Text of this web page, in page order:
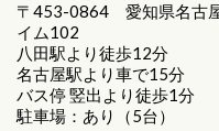
〒453-0864 愛知県名古
イム102
八田駅より徒歩12分
名古屋駅より車で15分
バス停 竪出より徒歩1分
駐車場：あり（5台）